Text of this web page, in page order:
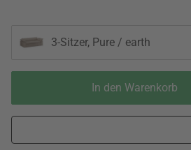
3-Sitzer, Pure / earth
In den Warenkorb